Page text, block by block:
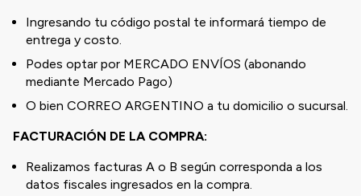
Ingresando tu código postal te informará tiempo de
entrega y costo.
Podes optar por MERCADO ENVÍOS (abonando
mediante Mercado Pago)
O bien CORREO ARGENTINO a tu domicilio o sucursal.
FACTURACIÓN DE LA COMPRA:
Realizamos facturas A o B según corresponda a los
datos fiscales ingresados en la compra.